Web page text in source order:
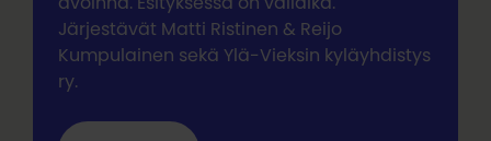
Järjestävät Matti Ristinen & Reijo
Kumpulainen sekä Ylä-Vieksin kyläyhdistys
ry.